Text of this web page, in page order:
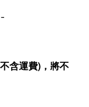
含運費)， 將不